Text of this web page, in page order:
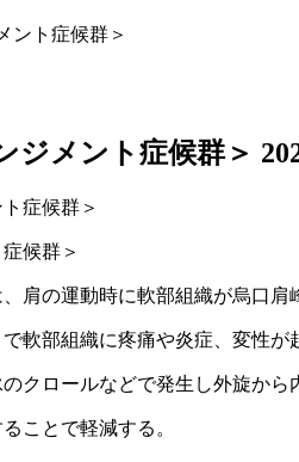
ント症候群＞
ジメント症候群＞
候群＞
肩の運動時に軟部組織が烏口肩
軟部組織に疼痛や炎症、変性が
クロールなどで発生し外旋から
ことで軽減する。